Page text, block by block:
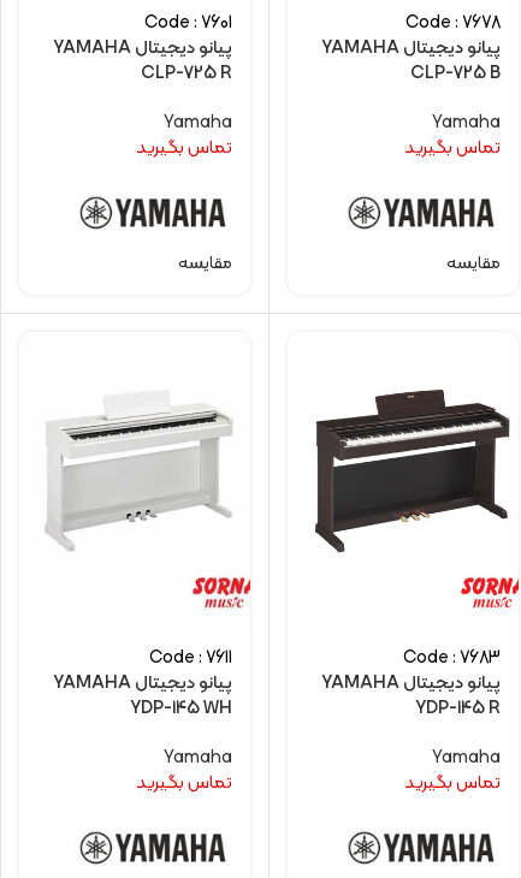
Code : 7678
پیانو دیجیتال YAMAHA
CLP-725 B
Yamaha
تماس بگیرید
مقایسه
Code : 7601
پیانو دیجیتال YAMAHA
CLP-725 R
Yamaha
تماس بگیرید
مقایسه
Code : 7683
پیانو دیجیتال YAMAHA
YDP-145 R
Yamaha
تماس بگیرید
Code : 7611
پیانو دیجیتال YAMAHA
YDP-145 WH
Yamaha
تماس بگیرید